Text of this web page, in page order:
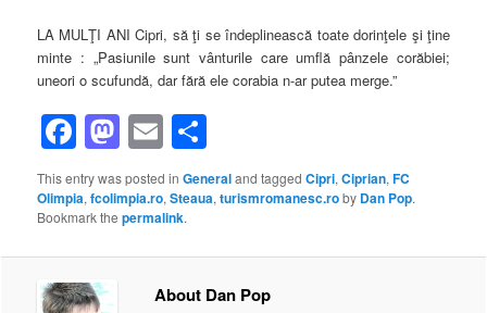
LA MULŢI ANI Cipri, să ţi se îndeplinească toate dorinţele şi ţine
minte : „Pasiunile sunt vânturile care umflă pânzele corăbiei;
uneori o scufundă, dar fără ele corabia n-ar putea merge.”
Facebook
Mastodon
Email
This entry was posted inGeneraland taggedCipri,Ciprian,FC
Olimpia,fcolimpia.ro,Steaua,turismromanesc.roby Dan Pop.
Bookmark thepermalink.
About Dan Pop